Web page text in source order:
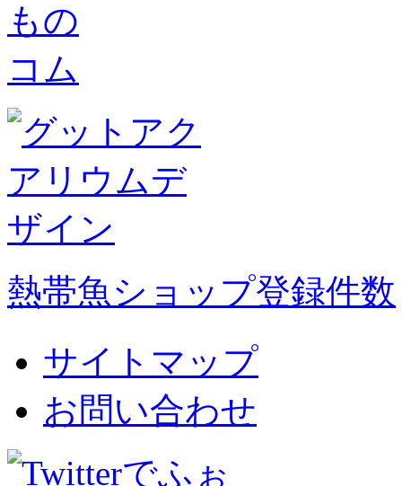
熱帯魚ショップ登録件数
サイトマップ
お問い合わせ